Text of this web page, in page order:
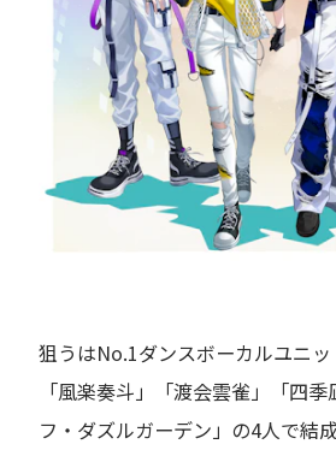
狙うはNo.1ダンスボーカルユニッ
「風楽奏斗」「渡会雲雀」「四
フ・ダズルガーデン」の4人で結